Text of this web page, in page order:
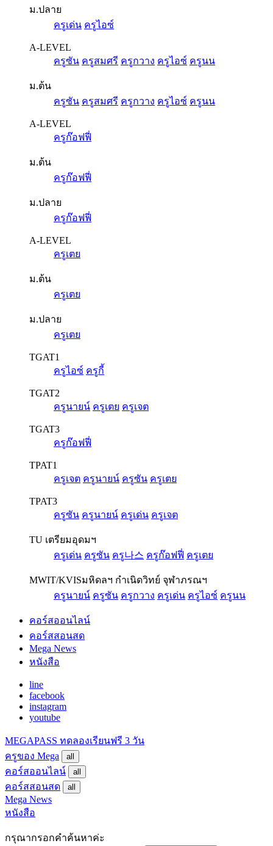
ม.ปลาย
ครูเด่น ครูไอซ์
A-LEVEL
ครูซัน ครูสมศรี ครูกวาง ครูไอซ์ ครูนน
ม.ต้น
ครูซัน ครูสมศรี ครูกวาง ครูไอซ์ ครูนน
A-LEVEL
ครูก๊อฟฟี่
ม.ต้น
ครูก๊อฟฟี่
ม.ปลาย
ครูก๊อฟฟี่
A-LEVEL
ครูเตย
ม.ต้น
ครูเตย
ม.ปลาย
ครูเตย
TGAT1
ครูไอซ์ ครูกี้
TGAT2
ครูนายน์ ครูเตย ครูเจต
TGAT3
ครูก๊อฟฟี่
TPAT1
ครูเจต ครูนายน์ ครูซัน ครูเตย
TPAT3
ครูซัน ครูนายน์ ครูเด่น ครูเจต
TU เตรียมอุดมฯ
ครูเด่น ครูซัน ครู나스 ครูก๊อฟฟี่ ครูเตย
MWIT/KVISมหิดลฯ กำเนิดวิทย์ จุฬาภรณฯ
ครูนายน์ ครูซัน ครูกวาง ครูเด่น ครูไอซ์ ครูนน
คอร์สออนไลน์
คอร์สสอนสด
Mega News
หนังสือ
line
facebook
instagram
youtube
MEGAPASS ทดลองเรียนฟรี 3 วัน
ครูของ Mega
all
คอร์สออนไลน์ all
คอร์สสอนสด all
Mega News
หนังสือ
กรุณากรอกคำค้นหาค่ะ